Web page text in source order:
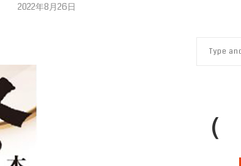
2022年8月26日